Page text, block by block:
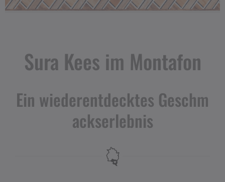
Sura Kees im Montafon
Ein wiederentdecktes Geschm
ackserlebnis